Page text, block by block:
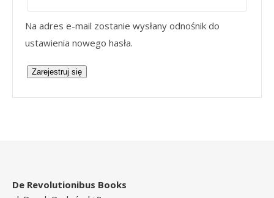
Na adres e-mail zostanie wysłany odnośnik do
ustawienia nowego hasła.
Zarejestruj się
De Revolutionibus Books